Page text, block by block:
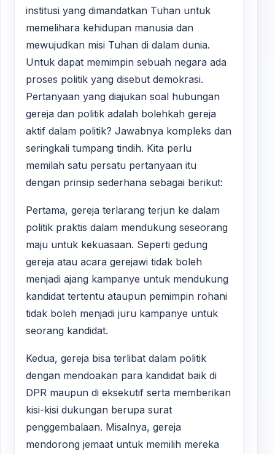
institusi yang dimandatkan Tuhan untuk
memelihara kehidupan manusia dan
mewujudkan misi Tuhan di dalam dunia.
Untuk dapat memimpin sebuah negara ada
proses politik yang disebut demokrasi.
Pertanyaan yang diajukan soal hubungan
gereja dan politik adalah bolehkah gereja
aktif dalam politik? Jawabnya kompleks dan
seringkali tumpang tindih. Kita perlu
memilah satu persatu pertanyaan itu
dengan prinsip sederhana sebagai berikut:
Pertama, gereja terlarang terjun ke dalam
politik praktis dalam mendukung seseorang
maju untuk kekuasaan. Seperti gedung
gereja atau acara gerejawi tidak boleh
menjadi ajang kampanye untuk mendukung
kandidat tertentu ataupun pemimpin rohani
tidak boleh menjadi juru kampanye untuk
seorang kandidat.
Kedua, gereja bisa terlibat dalam politik
dengan mendoakan para kandidat baik di
DPR maupun di eksekutif serta memberikan
kisi-kisi dukungan berupa surat
penggembalaan. Misalnya, gereja
mendorong jemaat untuk memilih mereka